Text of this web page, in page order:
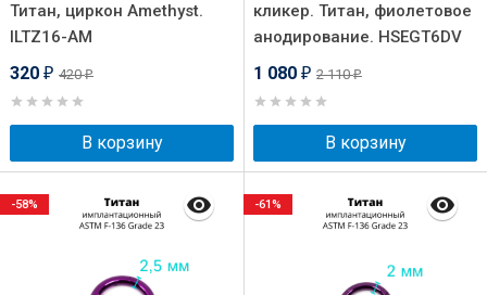
Титан, циркон Amethyst.
ILTZ16-AM
320 ₽ 420₽
В корзину
кликер. Титан, фиолетовое
анодирование. HSEGT6DV
1 080 ₽ 2 110₽
В корзину
-58% -61%